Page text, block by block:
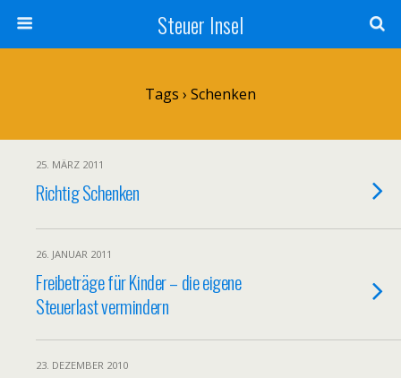
Steuer Insel
Tags › Schenken
25. MÄRZ 2011
Richtig Schenken
26. JANUAR 2011
Freibeträge für Kinder – die eigene
Steuerlast vermindern
23. DEZEMBER 2010